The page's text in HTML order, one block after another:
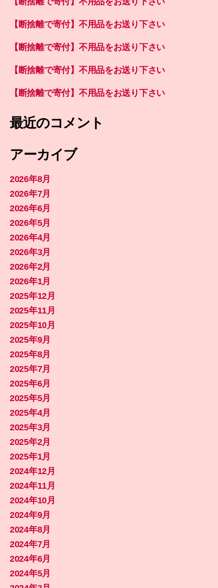
【断捨離で寄付】不用品をお送り下さい
【断捨離で寄付】不用品をお送り下さい
【断捨離で寄付】不用品をお送り下さい
【断捨離で寄付】不用品をお送り下さい
最近のコメント
アーカイブ
2026年8月
2026年7月
2026年6月
2026年5月
2026年4月
2026年3月
2026年2月
2026年1月
2025年12月
2025年11月
2025年10月
2025年9月
2025年8月
2025年7月
2025年6月
2025年5月
2025年4月
2025年3月
2025年2月
2025年1月
2024年12月
2024年11月
2024年10月
2024年9月
2024年8月
2024年7月
2024年6月
2024年5月